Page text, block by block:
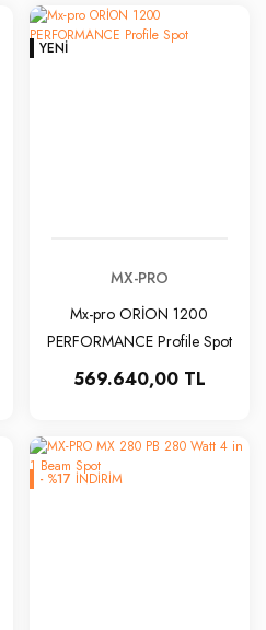
YENI
MX-PRO
Mx-pro ORİON 1200
PERFORMANCE Profile Spot
569.640,00 TL
-%17 İNDİRİM